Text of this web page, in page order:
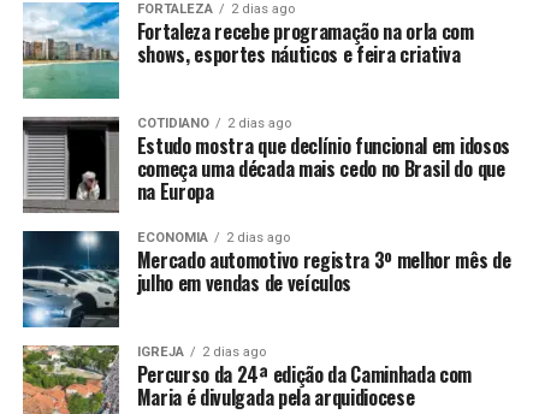
FORTALEZA 2 dias ago
Fortaleza recebe programação na orla com
shows, esportes náuticos e feira criativa
COTIDIANO 2 dias ago
Estudo mostra que declínio funcional em idosos
começa uma década mais cedo no Brasil do que
na Europa
ECONOMIA 2 dias ago
Mercado automotivo registra 3º melhor mês de
julho em vendas de veículos
IGREJA 2 dias ago
Percurso da 24ª edição da Caminhada com
Maria é divulgada pela arquidiocese